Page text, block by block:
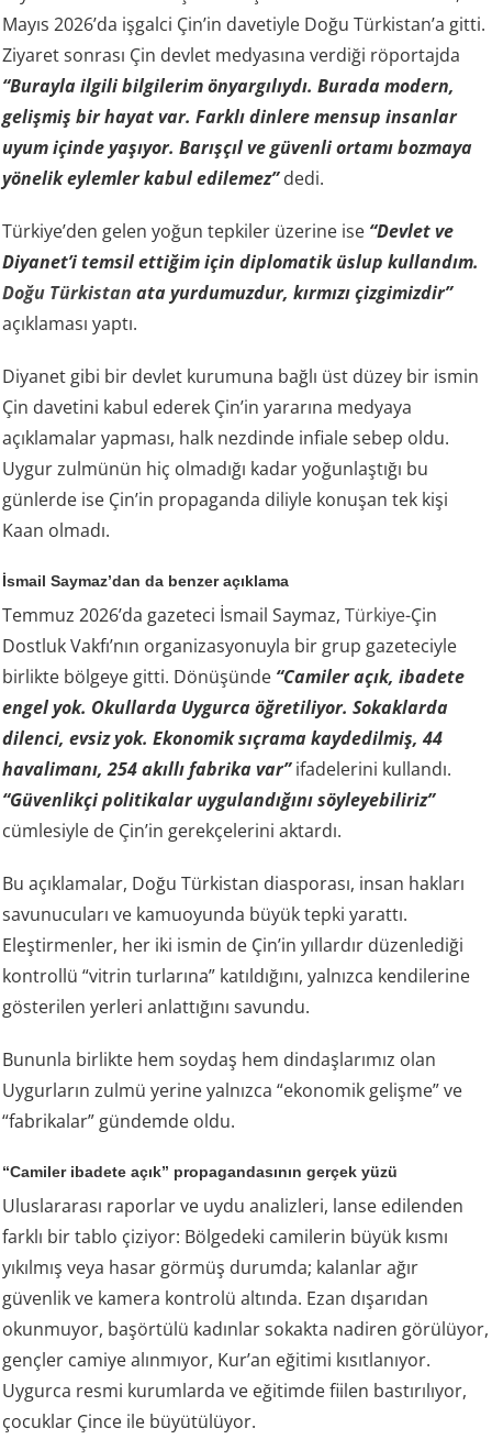
Mayıs 2026’da işgalci Çin’in davetiyle Doğu Türkistan’a gitti.
Ziyaret sonrası Çin devlet medyasına verdiği röportajda
“Burayla ilgili bilgilerim önyargılıydı. Burada modern,
gelişmiş bir hayat var. Farklı dinlere mensup insanlar
uyum içinde yaşıyor. Barışçıl ve güvenli ortamı bozmaya
yönelik eylemler kabul edilemez”dedi.
Türkiye’den gelen yoğun tepkiler üzerine ise “Devlet ve
Diyanet’i temsil ettiğim için diplomatik üslup kullandım.
Doğu Türkistan ata yurdumuzdur, kırmızı çizgimizdir”
açıklaması yaptı.
Diyanet gibi bir devlet kurumuna bağlı üst düzey bir ismin
Çin davetini kabul ederek Çin’in yararına medyaya
açıklamalar yapması, halk nezdinde infiale sebep oldu.
Uygur zulmünün hiç olmadığı kadar yoğunlaştığı bu
günlerde ise Çin’in propaganda diliyle konuşan tek kişi
Kaan olmadı.
İsmail Saymaz’dan da benzer açıklama
Temmuz 2026’da gazeteci İsmail Saymaz,Türkiye-Çin
Dostluk Vakfı’nın organizasyonuyla bir grup gazeteciyle
birlikte bölgeye gitti. Dönüşünde “Camiler açık, ibadete
engel yok. Okullarda Uygurca öğretiliyor. Sokaklarda
dilenci, evsiz yok. Ekonomik sıçrama kaydedilmiş, 44
havalimanı, 254 akıllı fabrika var” ifadelerini kullandı.
“Güvenlikçi politikalar uygulandığını söyleyebiliriz”
cümlesiyle de Çin’in gerekçelerini aktardı.
Bu açıklamalar, Doğu Türkistan diasporası, insan hakları
savunucuları ve kamuoyunda büyük tepki yarattı.
Eleştirmenler, her iki ismin de Çin’in yıllardır düzenlediği
kontrollü “vitrin turlarına” katıldığını, yalnızca kendilerine
gösterilen yerleri anlattığını savundu.
Bununla birlikte hem soydaş hem dindaşlarımız olan
Uygurların zulmü yerine yalnızca “ekonomik gelişme” ve
“fabrikalar” gündemde oldu.
“Camiler ibadete açık” propagandasının gerçek yüzü
Uluslararası raporlar ve uydu analizleri, lanse edilenden
farklı bir tablo çiziyor: Bölgedeki camilerin büyük kısmı
yıkılmış veya hasar görmüş durumda; kalanlar ağır
güvenlik ve kamera kontrolü altında. Ezan dışarıdan
okunmuyor, başörtülü kadınlar sokakta nadiren görülüyor,
gençler camiye alınmıyor, Kur’an eğitimi kısıtlanıyor.
Uygurca resmi kurumlarda ve eğitimde fiilen bastırılıyor,
çocuklar Çince ile büyütülüyor.